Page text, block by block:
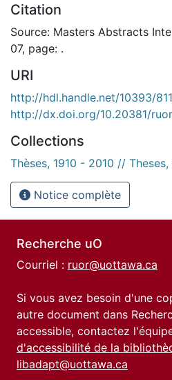
Citation
Source: Masters Abstracts
07, page: .
URI
http://hdl.handle.net/10393/
http://dx.doi.org/10.20381/
Collections
Thèses, 1910 - 2010 // Theses,
Notice complète
Recherche uO
Courriel : ruor@uottawa.ca
Si vous avez besoin d'une
autre document dans
accessible, contactez
d'accessibilité de la
libadapt@uottawa.ca